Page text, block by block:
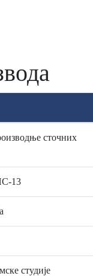
сточних
13
студије